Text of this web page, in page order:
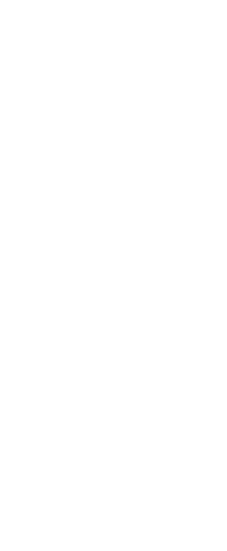
Informationen auf einem Endgerät